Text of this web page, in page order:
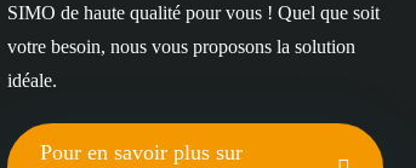
SIMO de haute qualité pour vous ! Quel que soit
votre besoin, nous vous proposons la solution
idéale.
Pour en savoir plus sur